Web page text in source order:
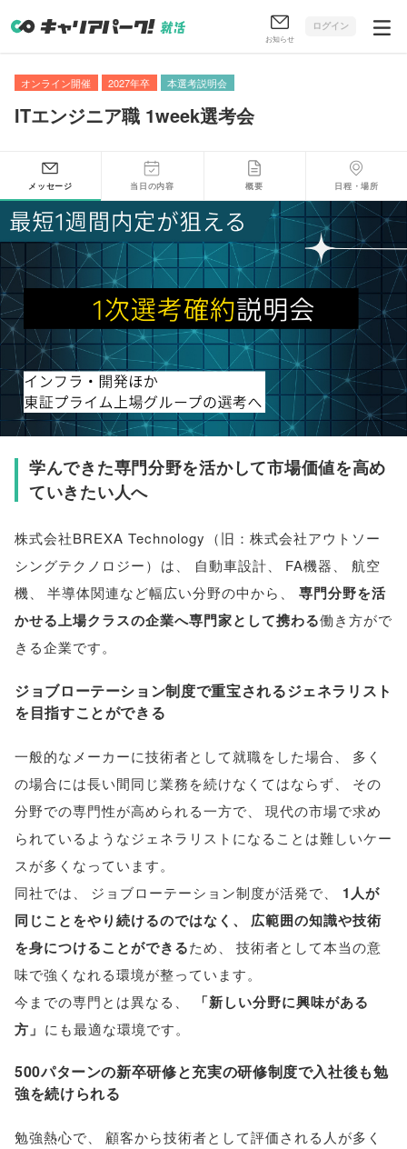
お知らせ
ログイン
オンライン開催 2027年卒 本選考説明会
ITエンジニア職 1week選考会
メッセージ 当日の内容 概要 日程・場所
学んできた専門分野を活かして市場価値を高め
ていきたい人へ
株式会社BREXA Technology （旧：株式会社アウトソー
シングテクノロジー） は 自動車設計 FA機器
航空
機
半導体関連など幅広い分野の中から
専門分野を活
かせる上場クラスの企業へ専門家として携わる働き方がで
きる企業です。
ジョブローテーション制度で重宝されるジェネラリスト
を目指すことができる
一般的なメーカーに技術者として就職をした場合
多く
の場合には長い間同じ業務を続けなくてはならず
その
分野での専門性が高められる一方で
現代の市場で求め
られているようなジェネラリストになることは難しいケー
スが多くなっています。
同社では
ジョブローテーション制度が活発で
1人が
同じことをやり続けるのではなく 、
広範囲の知識や技術
を身につけることができるため
技術者として本当の意
味で強くなれる環境が整っています。
今までの専門とは異なる
「新しい分野に興味がある
方 」 にも最適な環境です。
500パターンの新卒研修と充実の研修制度で入社後も勉
強を続けられる
勉強熱心で、
顧客から技術者として評価される人が多く